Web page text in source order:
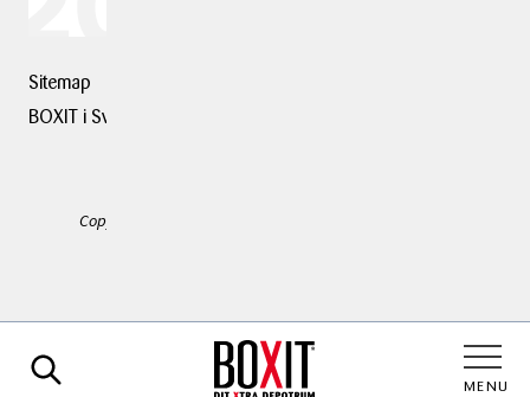
MENU
Sitemap
BOXIT i Sverige
Copyright © 2025 BOXIT. Alle rettigheder forbeholdes.
Kontakt os